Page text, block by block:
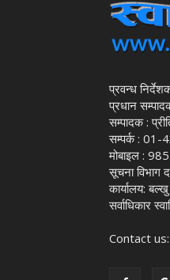
प्रवन्ध
प्रधान
सम्पादक :
सम्पर्क :
मोबाइल :
सूचना विभाग
कार्यालय:
सर्वाधिकार
Contact us: